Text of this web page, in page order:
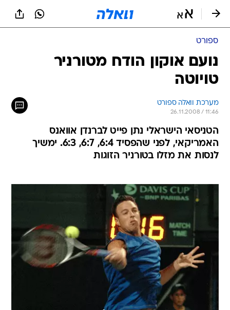
ספורט
נועם אוקון הודח מטורניר
טויוטה
מערכת וואלה ספורט
26.11.2008 / 11:46
הטניסאי הישראלי נתן פייט לברנדן אוואנס
האמריקאי, לפני שהפסיד 6:4, 6:7, 6:3. ימשיך
לנסות את מזלו בטורניר הזוגות